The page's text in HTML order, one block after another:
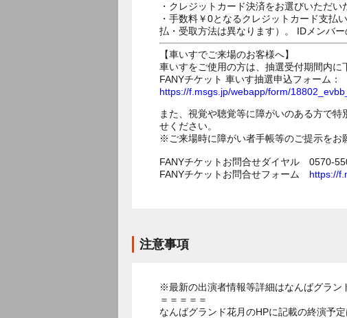
・クレジットカード決済をお選びいただ
・手数料￥0となるクレジットカード支払
払・受取方法は異なります）。 IDメンバ
【車いすでご来場のお客様へ】
車いすをご使用の方は、抽選受付期間内に
FANYチケット 車いす抽選申込フォーム：
https://f.msgs.jp/webapp/form/
また、視覚や聴覚等に障がいのある方で
せください。
※ご来場時に障がい者手帳等のご提示をお
FANYチケットお問合せダイヤル 0570-
FANYチケットお問合せフォーム https://
注意事項
※最新の出演者情報等詳細はなんばグラン
＝＝＝＝＝
なんばグランド花月のHPに記載の終演予